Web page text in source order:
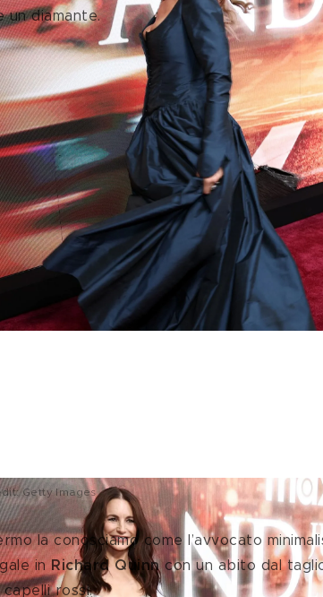
un diamante.
Getty Images
la conosciamo come l’avvocato
in Richard Quinn con un abito dal
rossi.